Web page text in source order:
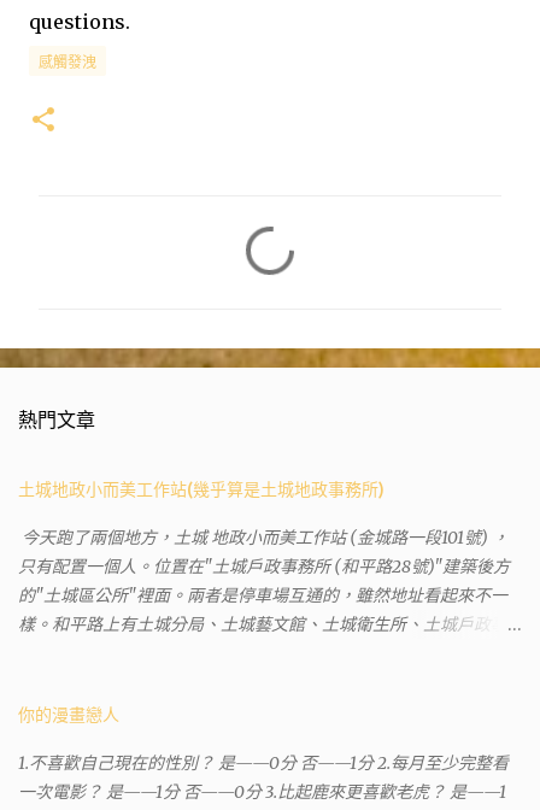
questions.
感觸發洩
熱門文章
土城地政小而美工作站(幾乎算是土城地政事務所)
今天跑了兩個地方，土城 地政小而美工作站 (金城路一段101號) ，
只有配置一個人。位置在"土城戶政事務所 (和平路28號)"建築後方
的"土城區公所"裡面。兩者是停車場互通的，雖然地址看起來不一
樣。和平路上有土城分局、土城藝文館、土城衛生所、土城戶政事
沒有正式的地政事務所，只有地政小而美工作站 ，也已經能處理大
到以後還真嚇了一跳，這一看就有問題。要是我拿著那不被承認、
有問題的幽靈合約恐怕還調不到資源。但我不知道審判時法官會不
你的漫畫戀人
1.不喜歡自己現在的性別？ 是——0分 否——1分 2.每月至少完整看
一次電影？ 是——1分 否——0分 3.比起鹿來更喜歡老虎？ 是——1